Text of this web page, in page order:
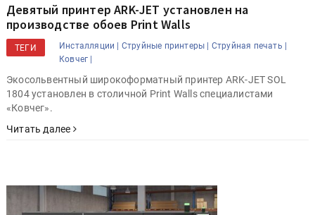
Девятый принтер ARK-JET установлен на
производстве обоев Print Walls
ТЕГИ Инсталляции | Струйные принтеры | Струйная печать |
Ковчег |
Экосольвентный широкоформатный принтер ARK-JET SOL
1804 установлен в столичной Print Walls специалистами
«Ковчег».
Читать далее